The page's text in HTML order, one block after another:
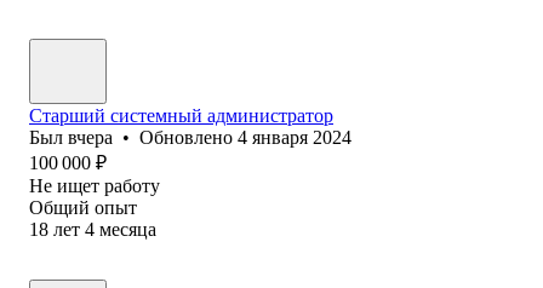
Старший системный администратор
Был вчера • Обновлено 4 января 2024
100 000 ₽
Не ищет работу
Общий опыт
18 лет 4 месяца